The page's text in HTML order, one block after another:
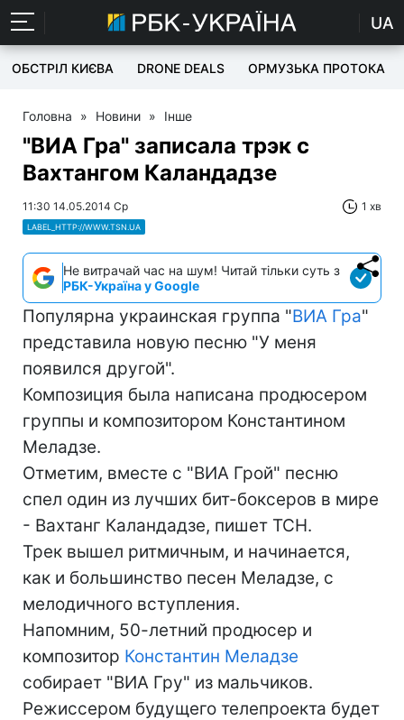
UA
ОБСТРІЛ КИЄВА DRONE DEALS ОРМУЗЬКА ПРОТОКА
Головна » Новини » Інше
"ВИА Гра" записала трэк с
Вахтангом Каландадзе
11:30 14.05.2014 Ср 1 хв
LABEL_HTTP://WWW.TSN.UA
Не витрачай час на шум! Читай тільки суть з
РБК-Україна у Google
Популярна украинская группа "ВИА Гра"
представила новую песню "У меня
появился другой".
Композиция была написана продюсером
группы и композитором Константином
Меладзе.
Отметим, вместе с "ВИА Грой" песню
спел один из лучших бит-боксеров в мире
- Вахтанг Каландадзе, пишет ТСН.
Трек вышел ритмичным, и начинается,
как и большинство песен Меладзе, с
мелодичного вступления.
Напомним, 50-летний продюсер и
композитор Константин Меладзе
собирает "ВИА Гру" из мальчиков.
Режиссером будущего телепроекта будет